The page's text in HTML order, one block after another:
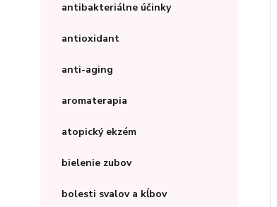
antibakteriálne účinky
antioxidant
anti-aging
aromaterapia
atopický ekzém
bielenie zubov
bolesti svalov a kĺbov